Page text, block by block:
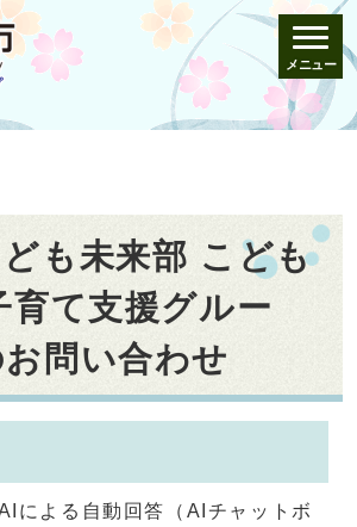
メニュー
ども未来部 こども
育て支援グルー
問い合わせ
による自動回答（AIチャットボ